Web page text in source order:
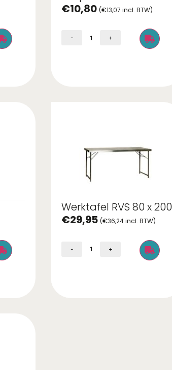
€10,80 (€13,07 incl. BTW)
- +
Werktafel RVS 80 x 200
€29,95 (€36,24incl. BTW)
- +